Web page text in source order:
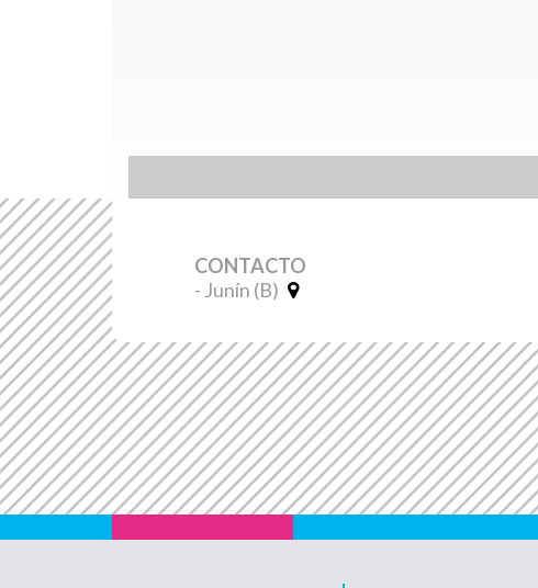
CONTACTO
- Junín (B)